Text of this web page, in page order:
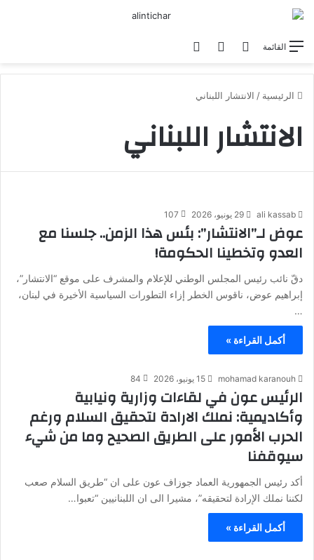
القائمة بحث عنالوضع المظلم
الرئيسية / الانتشار اللبناني
الانتشار اللبناني
ali kassab 29 يونيو، 2026 107
عوض لـ”الانتشار”: بئس هذا الزمن.. جلسنا مع
العدو وتخطينا الحكومة!
دقّ نائب رئيس المجلس الوطني للإعلام والمشرف على موقع “الانتشار”،
إبراهيم عوض، ناقوس الخطر إزاء التطورات السياسية الأخيرة في لبنان،
…
أكمل القراءة »
mohamad karanouh 15 يونيو، 2026 84
الرئيس عون في لقاءات وزارية ونيابية
وأكاديمية: نملك الارادة لتحقيق السلام ورغم
الحرب الأمور على الطريق الصحيح وما من شيء
سيوقفنا
أكد رئيس الجمهورية العماد جوزاف عون على ان “طريق السلام صعب
لكننا نملك الإرادة لتحقيقه”، مشيرا الى ان اللبنانيين “تعبوا…
أكمل القراءة »